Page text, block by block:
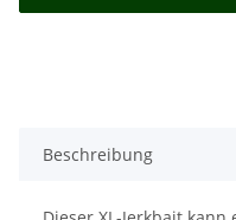
Beschreibung